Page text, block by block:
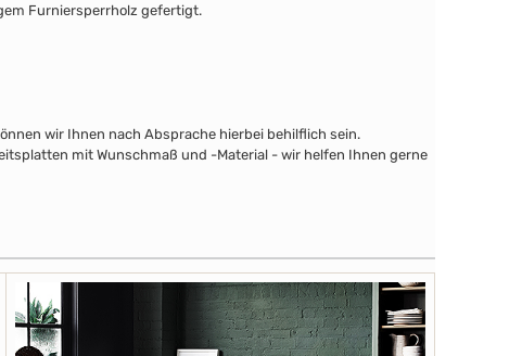
Furniersperrholz gefertigt.
wir Ihnen nach Absprache hierbei behilflich sein.
mit Wunschmaß und -Material - wir helfen Ihnen gerne